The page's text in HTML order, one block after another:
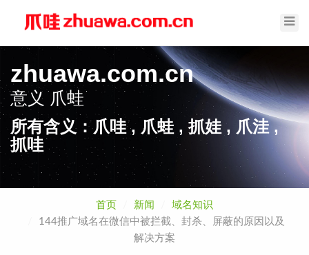
zhuawa.com.cn
意义 爪蛙
所有含义：爪哇 , 爪蛙 , 抓娃 , 爪洼 ,
抓哇
首页 新闻
域名知识
144推广域名在微信中被拦截、封杀、屏蔽的原因以及
解决方案